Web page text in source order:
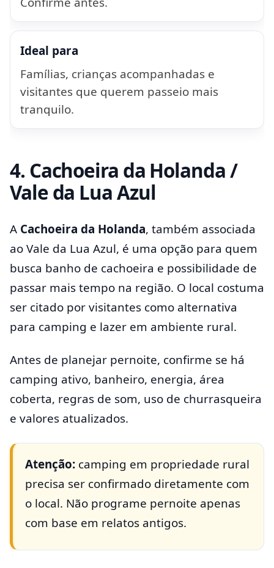
Ideal para
Famílias, crianças acompanhadas e
visitantes que querem passeio mais
tranquilo.
4. Cachoeira da Holanda /
Vale da Lua Azul
A Cachoeira da Holanda, também associada
ao Vale da Lua Azul, é uma opção para quem
busca banho de cachoeira e possibilidade de
passar mais tempo na região. O local costuma
ser citado por visitantes como alternativa
para camping e lazer em ambiente rural.
Antes de planejar pernoite, confirme se há
camping ativo, banheiro, energia, área
coberta, regras de som, uso de churrasqueira
e valores atualizados.
Atenção: camping em propriedade rural
precisa ser confirmado diretamente com
o local. Não programe pernoite apenas
com base em relatos antigos.